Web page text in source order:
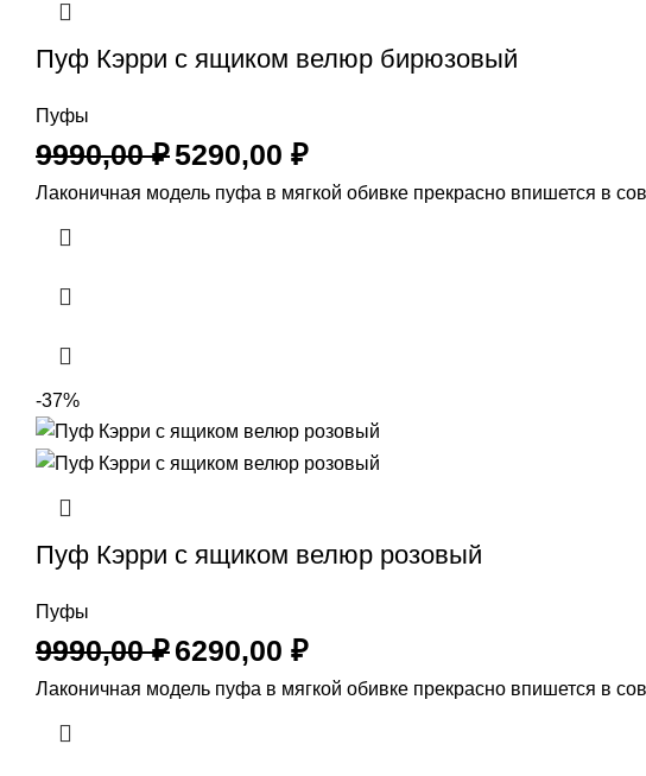
Пуф Кэрри с ящиком велюр бирюзовый
Пуфы
9990,00₽5290,00 ₽
Лаконичная модель пуфа в мягкой обивке прекрасно впишется в
-37%
Пуф Кэрри с ящиком велюр розовый
Пуфы
9990,00₽6290,00 ₽
Лаконичная модель пуфа в мягкой обивке прекрасно впишется в